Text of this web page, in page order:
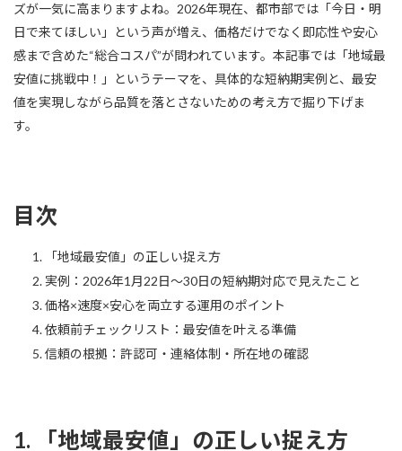
ズが一気に高まりますよね。2026年現在、都市部では「今日・明
日で来てほしい」という声が増え、価格だけでなく即応性や安心
感まで含めた“総合コスパ”が問われています。本記事では「地域最
安値に挑戦中！」というテーマを、具体的な短納期実例と、最安
値を実現しながら品質を落とさないための考え方で掘り下げま
す。
目次
「地域最安値」の正しい捉え方
実例：2026年1月22日〜30日の短納期対応で見えたこと
価格×速度×安心を両立する運用のポイント
依頼前チェックリスト：最安値を叶える準備
信頼の根拠：許認可・連絡体制・所在地の確認
1. 「地域最安値」の正しい捉え方